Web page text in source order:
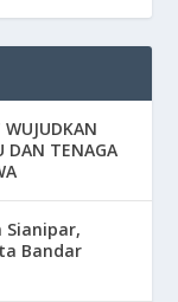
WUJUDKAN
DAN TENAGA
Sianipar,
Bandar